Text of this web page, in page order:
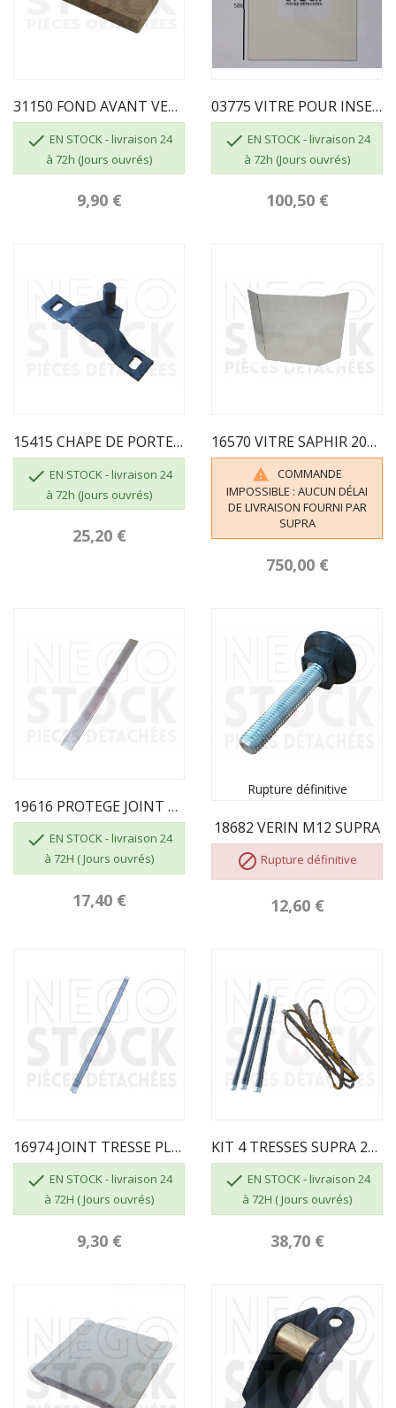
31150 FOND AVANT VERMICULITE XELTA
 EN STOCK - livraison 24
à 72h (Jours ouvrés)
9,90 €
03775 VITRE POUR INSERT TURBO 654 SUPRA
 EN STOCK - livraison 24
à 72h (Jours ouvrés)
100,50 €
15415 CHAPE DE PORTE COLMAR NOIRE
 EN STOCK - livraison 24
à 72h (Jours ouvrés)
25,20 €
16570 VITRE SAPHIR 207 / 412.5 / 207 H 495

COMMANDE
IMPOSSIBLE : AUCUN DÉLAI
DE LIVRAISON FOURNI PAR
SUPRA
750,00 €
19616 PROTEGE JOINT SUPRA
 EN STOCK - livraison 24
à 72H ( Jours ouvrés)
17,40 €
Rupture définitive
18682 VERIN M12 SUPRA
 Rupture définitive
12,60 €
16974 JOINT TRESSE PLAT LG.500 SUPRA
 EN STOCK - livraison 24
à 72H ( Jours ouvrés)
9,30 €
KIT 4 TRESSES SUPRA 2X16973 LG415 + 1X16974...
 EN STOCK - livraison 24
à 72H ( Jours ouvrés)
38,70 €